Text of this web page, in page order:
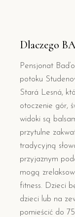
Dlaczego
Pensjonat
potoku
Stará Lesná,
otoczenie gór,
widoki są
przytulne
tradycyjną
przyjaznym
mogą
fitness. Dzieci
dzieci lub na
pomieścić do